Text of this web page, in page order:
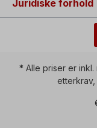
Juridiske forhold
* Alle priser er inkl.